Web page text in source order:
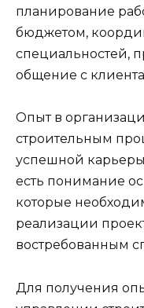
планирование
бюджетом,
специальностей,
общение с
Опыт в
строительным
успешной карьеры
есть понимание
которые
реализации
востребованным
Для получения